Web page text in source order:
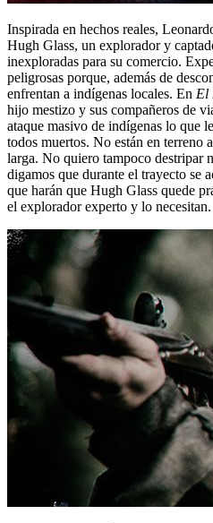
Inspirada en hechos reales,
Hugh Glass, un explorador y
inexploradas para su comercio.
peligrosas porque, además de
enfrentan a indígenas locales. En El
hijo mestizo y sus compañeros de
ataque masivo de indígenas lo que
todos muertos. No están en terreno
larga. No quiero tampoco destripar
digamos que durante el trayecto se
que harán que Hugh Glass quede
el explorador experto y lo necesitan.